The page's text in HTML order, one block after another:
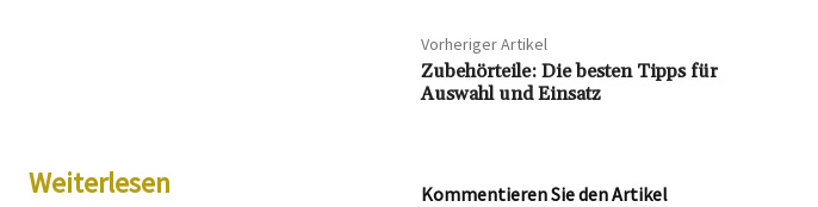
Vorheriger Artikel
Zubehörteile: Die besten Tipps für
Auswahl und Einsatz
Weiterlesen Kommentieren Sie den Artikel